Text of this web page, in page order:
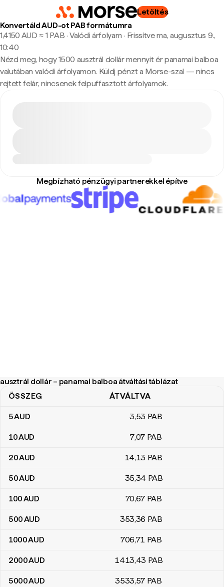
Letöltés
Konvertáld AUD-ot PAB formátumra
1,4150 AUD ≈ 1 PAB · Valódi árfolyam · Frissítve ma, augusztus 9.,
10:40
Nézd meg, hogy 1500 ausztrál dollár mennyit ér panamai balboa
valutában valódi árfolyamon. Küldj pénzt a Morse-szal — nincs
rejtett felár, nincsenek felpuffasztott árfolyamok.
Megbízható pénzügyi partnerekkel építve
ausztrál dollár – panamai balboa átváltási táblázat
ausztrál dollár – panamai balboa átváltási táblázat
ÖSSZEG ÁTVÁLTVA
5AUD 3,53 PAB
10AUD 7,07 PAB
20AUD 14,13 PAB
50AUD 35,34 PAB
100AUD 70,67 PAB
500AUD 353,36 PAB
1000AUD 706,71 PAB
2000AUD 1413,43 PAB
5000AUD 3533,57 PAB